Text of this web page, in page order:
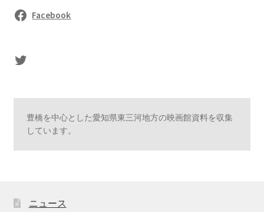
Facebook
sasaki's Twitter
豊橋を中心とした愛知県東三河地方の映画館資料を収集
しています。
ニュース